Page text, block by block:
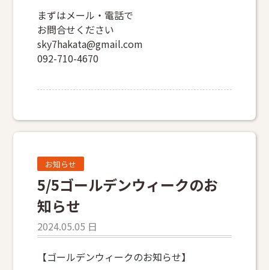
まずはメール・電話で
お問合せください
sky7hakata@gmail.com
092-710-4670
お知らせ
5/5ゴールデンウィークのお
知らせ
2024.05.05 日
【ゴールデンウィークのお知らせ】